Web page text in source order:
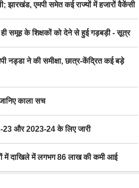
एमपी समेत कई राज्यों में हजारों वैकेंसी
समूह के शिक्षकों को देने से हुई गड़बड़ी - सूत्र
ने की समीक्षा, छात्र-केंद्रित कई बड़े
काला सच
23 और 2023-24 के लिए जारी
दाखिले में लगभग 86 लाख की कमी आई